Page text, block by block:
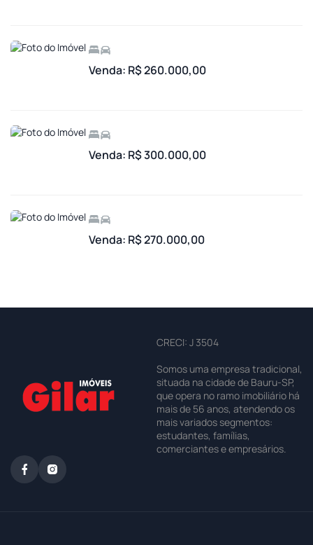
Venda: R$ 260.000,00
Venda: R$ 300.000,00
Venda: R$ 270.000,00
CRECI: J 3504
Somos uma empresa tradicional,
situada na cidade de Bauru-SP,
que opera no ramo imobiliário há
mais de 56 anos, atendendo os
mais variados segmentos:
estudantes, famílias,
comerciantes e empresários.